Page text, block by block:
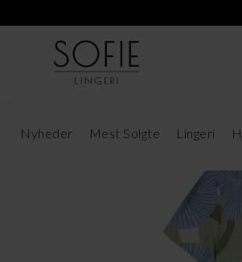
Nyheder Mest Solgte Lingeri